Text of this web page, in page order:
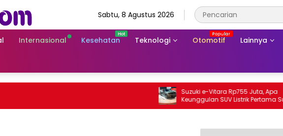
Sabtu, 8 Agustus 2026
Internasional Kesehatan Teknologi Otomotif Lainnya
Suzuki e-Vitara Rp755 Juta, Apa
Keunggulan SUV Listrik Pertama Suzuki?